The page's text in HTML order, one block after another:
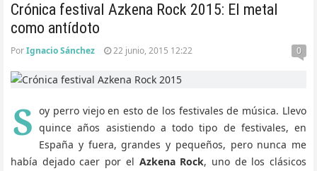
Crónica festival Azkena Rock 2015: El metal
como antídoto
PorIgnacio Sánchez 22 junio, 2015 12:22 0
S oy perro viejo en esto de los festivales de música. Llevo
quince años asistiendo a todo tipo de festivales, en
España y fuera, grandes y pequeños, pero nunca me
había dejado caer por el Azkena Rock, uno de los clásicos